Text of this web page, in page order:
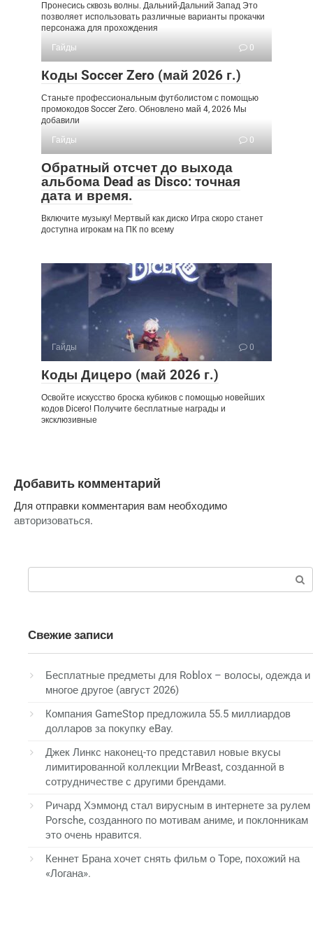
Пронесись сквозь волны. Дальний-Дальний Запад Это
позволяет использовать различные варианты прокачки
персонажа для прохождения
Гайды
0
Коды Soccer Zero (май 2026 г.)
Станьте профессиональным футболистом с помощью
промокодов Soccer Zero. Обновлено май 4, 2026 Мы
добавили
Гайды
0
Обратный отсчет до выхода
альбома Dead as Disco: точная
дата и время.
Включите музыку! Мертвый как диско Игра скоро станет
доступна игрокам на ПК по всему
Гайды 0
Коды Дицеро (май 2026 г.)
Освойте искусство броска кубиков с помощью новейших
кодов Dicero! Получите бесплатные награды и
эксклюзивные
Добавить комментарий
Для отправки комментария вам необходимо
авторизоваться.
Поиск:
Свежие записи
Бесплатные предметы для Roblox – волосы, одежда и
многое другое (август 2026)
Компания GameStop предложила 55.5 миллиардов
долларов за покупку eBay.
Джек Линкс наконец-то представил новые вкусы
лимитированной коллекции MrBeast, созданной в
сотрудничестве с другими брендами.
Ричард Хэммонд стал вирусным в интернете за рулем
Porsche, созданного по мотивам аниме, и поклонникам
это очень нравится.
Кеннет Брана хочет снять фильм о Торе, похожий на
«Логана».